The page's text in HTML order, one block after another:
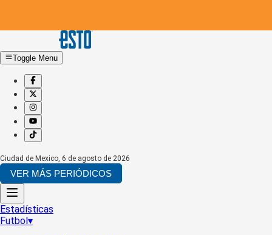
Toggle Menu
Ciudad de Mexico, 6 de agosto de 2026
VER MÁS PERIÓDICOS
Estadísticas
Futbol▾